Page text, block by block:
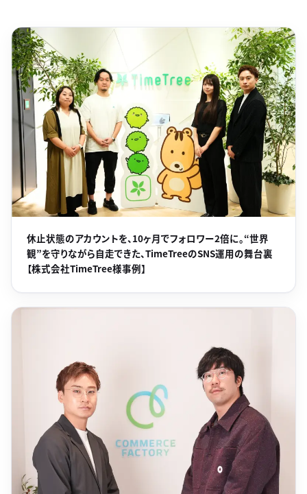
休止状態のアカウントを、10ヶ月でフォロワー2倍に。“世界
観”を守りながら自走できた、TimeTreeのSNS運用の舞台裏
【株式会社TimeTree様事例】